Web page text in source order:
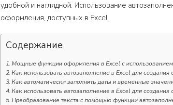
удобной и наглядной. Использование
оформления, доступных в Excel.
Содержание
Мощные функции оформления в Excel с использованием
Как использовать автозаполнение в Excel для создания
Как автоматически заполнять даты и временные
Как использовать автозаполнение в Excel для создания
Преобразование текста с помощью функции